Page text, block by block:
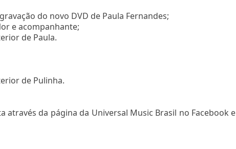
do novo DVD de Paula Fernandes;
e acompanhante;
de Paula.
de Pulinha.
através da página da Universal Music Brasil no Facebook e